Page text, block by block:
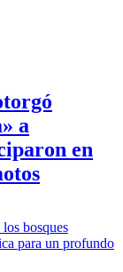
a
en
bosques
para un profundo